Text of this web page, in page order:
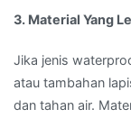
3. Material Yang
Jika jenis
atau tambahan
dan tahan air.